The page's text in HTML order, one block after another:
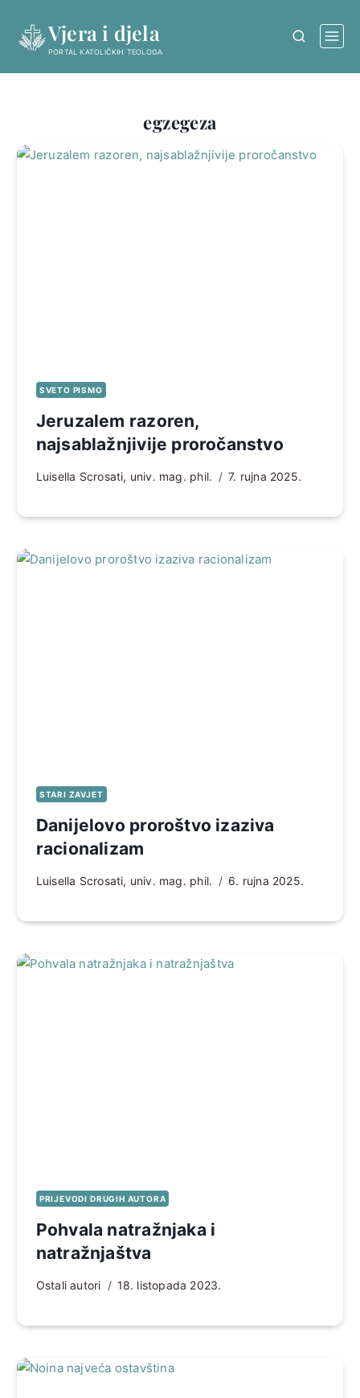
content
Vjera i djela
PORTAL KATOLIČKIH TEOLOGA
egzegeza
SVETO PISMO
Jeruzalem razoren,
najsablažnjivije proročanstvo
Luisella Scrosati, univ. mag. phil. 7. rujna 2025.
STARI ZAVJET
Danijelovo proroštvo izaziva
racionalizam
Luisella Scrosati, univ. mag. phil. 6. rujna 2025.
PRIJEVODI DRUGIH AUTORA
Pohvala natražnjaka i
natražnjaštva
Ostali autori 18. listopada 2023.